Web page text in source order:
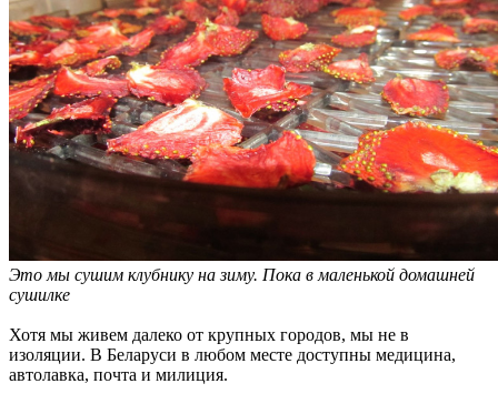
Это мы сушим клубнику на зиму. Пока в маленькой домашней
сушилке
Хотя мы живем далеко от крупных городов, мы не в
изоляции. В Беларуси в любом месте доступны медицина,
автолавка, почта и милиция.